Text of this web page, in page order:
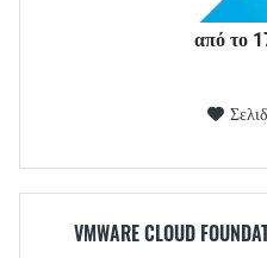
από το
VMWARE CLOUD